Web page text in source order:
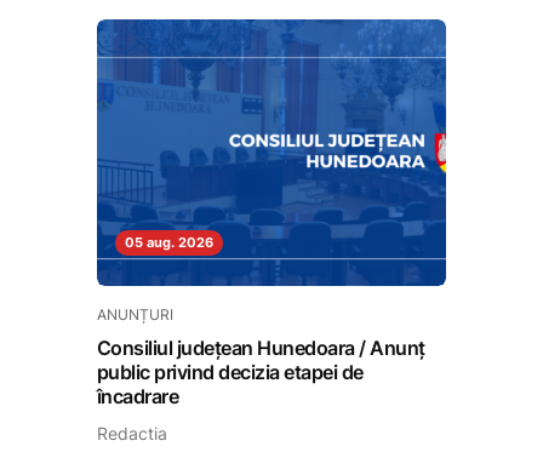
05 aug. 2026
ANUNȚURI
Consiliul județean Hunedoara / Anunț
public privind decizia etapei de
încadrare
Redactia